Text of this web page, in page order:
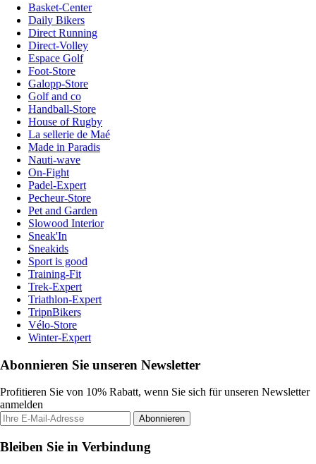
Basket-Center
Daily Bikers
Direct Running
Direct-Volley
Espace Golf
Foot-Store
Galopp-Store
Golf and co
Handball-Store
House of Rugby
La sellerie de Maé
Made in Paradis
Nauti-wave
On-Fight
Padel-Expert
Pecheur-Store
Pet and Garden
Slowood Interior
Sneak'In
Sneakids
Sport is good
Training-Fit
Trek-Expert
Triathlon-Expert
TripnBikers
Vélo-Store
Winter-Expert
Abonnieren Sie unseren Newsletter
Profitieren Sie von 10% Rabatt, wenn Sie sich für unseren Newsletter
anmelden
Abonnieren
Bleiben Sie in Verbindung